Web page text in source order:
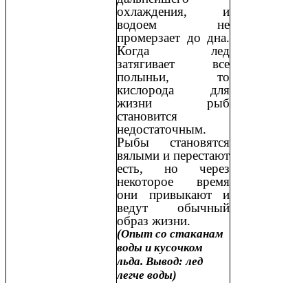
охлаждения, и
водоем не
промерзает до дна.
Когда лед
затягивает все
полыньи, то
кислорода для
жизни рыб
становится
недостаточным.
Рыбы становятся
вялыми и перестают
есть, но через
некоторое время
они привыкают и
ведут обычный
образ жизни.
(Опыт со стаканам
воды и кусочком
льда. Вывод: лед
легче воды)